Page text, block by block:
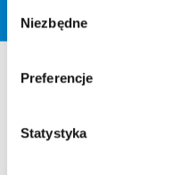
zgody
Niezbędne
Preferencje
Statystyka